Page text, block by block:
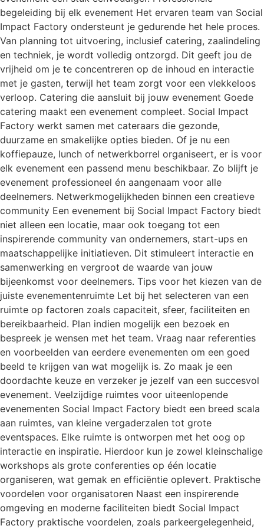
begeleiding bij elk evenement Het ervaren team van Social
Impact Factory ondersteunt je gedurende het hele proces.
Van planning tot uitvoering, inclusief catering, zaalindeling
en techniek, je wordt volledig ontzorgd. Dit geeft jou de
vrijheid om je te concentreren op de inhoud en interactie
met je gasten, terwijl het team zorgt voor een vlekkeloos
verloop. Catering die aansluit bij jouw evenement Goede
catering maakt een evenement compleet. Social Impact
Factory werkt samen met cateraars die gezonde,
duurzame en smakelijke opties bieden. Of je nu een
koffiepauze, lunch of netwerkborrel organiseert, er is voor
elk evenement een passend menu beschikbaar. Zo blijft je
evenement professioneel én aangenaam voor alle
deelnemers. Netwerkmogelijkheden binnen een creatieve
community Een evenement bij Social Impact Factory biedt
niet alleen een locatie, maar ook toegang tot een
inspirerende community van ondernemers, start-ups en
maatschappelijke initiatieven. Dit stimuleert interactie en
samenwerking en vergroot de waarde van jouw
bijeenkomst voor deelnemers. Tips voor het kiezen van de
juiste evenementenruimte Let bij het selecteren van een
ruimte op factoren zoals capaciteit, sfeer, faciliteiten en
bereikbaarheid. Plan indien mogelijk een bezoek en
bespreek je wensen met het team. Vraag naar referenties
en voorbeelden van eerdere evenementen om een goed
beeld te krijgen van wat mogelijk is. Zo maak je een
doordachte keuze en verzeker je jezelf van een succesvol
evenement. Veelzijdige ruimtes voor uiteenlopende
evenementen Social Impact Factory biedt een breed scala
aan ruimtes, van kleine vergaderzalen tot grote
eventspaces. Elke ruimte is ontworpen met het oog op
interactie en inspiratie. Hierdoor kun je zowel kleinschalige
workshops als grote conferenties op één locatie
organiseren, wat gemak en efficiëntie oplevert. Praktische
voordelen voor organisatoren Naast een inspirerende
omgeving en moderne faciliteiten biedt Social Impact
Factory praktische voordelen, zoals parkeergelegenheid,